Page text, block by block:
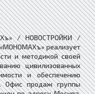
/ НОВОСТРОЙКИ /
реализует
и методикой своей
цивилизованных
и обеспечению
Офис продаж группы